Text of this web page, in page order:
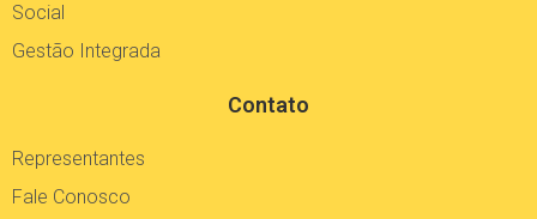
Social
Gestão Integrada
Contato
Representantes
Fale Conosco